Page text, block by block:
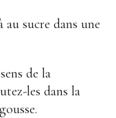
sucre dans une
de la
les dans la